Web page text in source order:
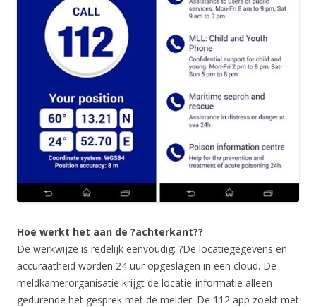
Hoe werkt het aan de ?achterkant??
De werkwijze is redelijk eenvoudig: ?De locatiegegevens en
accuraatheid worden 24 uur opgeslagen in een cloud. De
meldkamerorganisatie krijgt de locatie-informatie alleen
gedurende het gesprek met de melder. De 112 app zoekt met